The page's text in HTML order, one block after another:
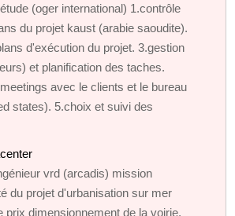
(oger international) 1.contrôle
du projet kaust (arabie saoudite).
d'exécution du projet. 3.gestion
et planification des taches.
avec le clients et le bureau
states). 5.choix et suivi des
vrd (arcadis) mission
du projet d'urbanisation sur mer
prix dimensionnement de la voirie.